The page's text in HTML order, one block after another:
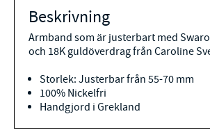
Beskrivning
Armband som är justerbart med
och 18K guldöverdrag från Caroline
Storlek: Justerbar från 55-70 mm
100% Nickelfri
Handgjord i Grekland